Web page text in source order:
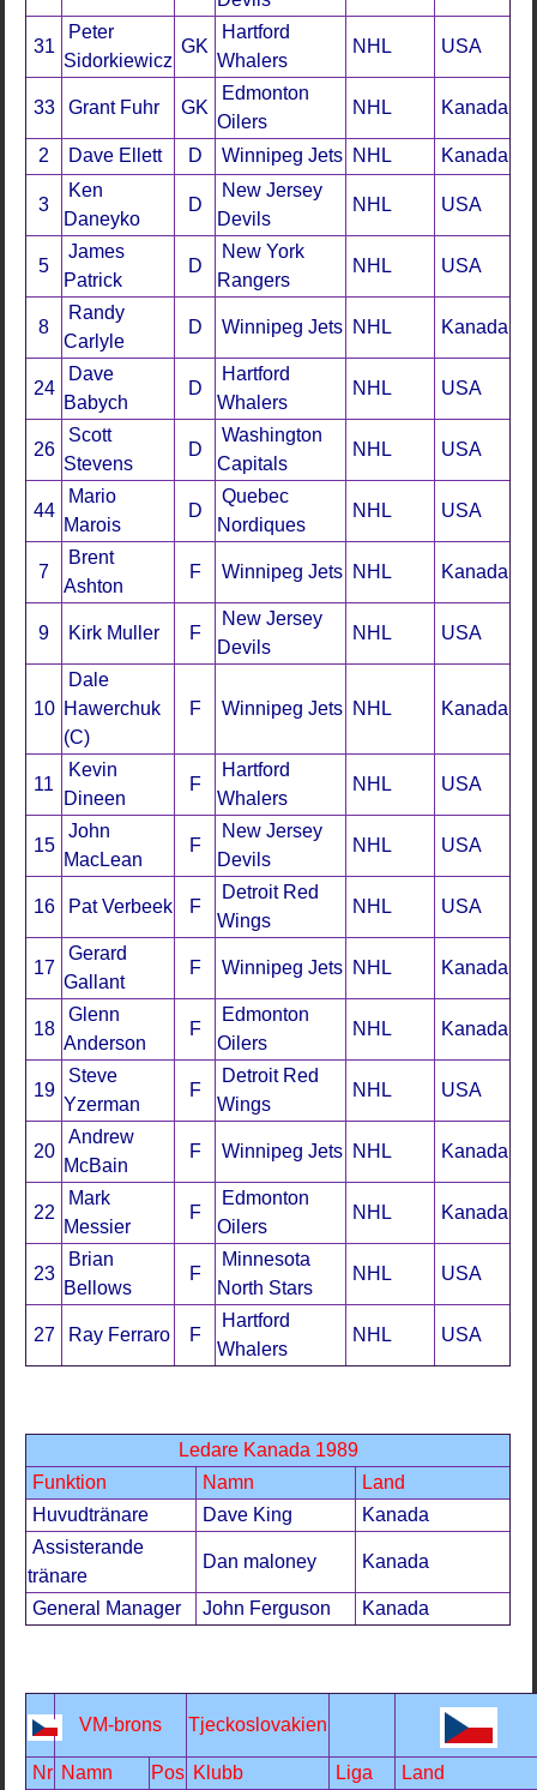
31
Peter
Sidorkiewicz
GK
Hartford
Whalers
NHL USA
33 Grant Fuhr GK
Edmonton
Oilers
NHL Kanada
2 Dave Ellett D Winnipeg Jets NHL Kanada
3
Ken
Daneyko
D
New Jersey
Devils
NHL USA
5
James
Patrick
D
New York
Rangers
NHL USA
8
Randy
Carlyle
D Winnipeg Jets NHL Kanada
24
Dave
Babych
D
Hartford
Whalers
NHL USA
26
Scott
Stevens
D
Washington
Capitals
NHL USA
44
Mario
Marois
D
Quebec
Nordiques
NHL USA
7
Brent
Ashton
F Winnipeg Jets NHL Kanada
9 Kirk Muller F
New Jersey
Devils
NHL USA
10
Dale
Hawerchuk
(C)
F Winnipeg Jets NHL Kanada
11
Kevin
Dineen
F
Hartford
Whalers
NHL USA
15
John
MacLean
F
New Jersey
Devils
NHL USA
16 Pat Verbeek F
Detroit Red
Wings
NHL USA
17
Gerard
Gallant
F Winnipeg Jets NHL Kanada
18
Glenn
Anderson
F
Edmonton
Oilers
NHL Kanada
19
Steve
Yzerman
F
Detroit Red
Wings
NHL USA
20
Andrew
McBain
F Winnipeg Jets NHL Kanada
22
Mark
Messier
F
Edmonton
Oilers
NHL Kanada
23
Brian
Bellows
F
Minnesota
North Stars
NHL USA
27 Ray Ferraro F
Hartford
Whalers
NHL USA
Ledare Kanada 1989
Funktion
Namn
Land
Huvudtränare
Dave King
Kanada
Assisterande
tränare
Dan maloney Kanada
General Manager John Ferguson Kanada
VM-brons Tjeckoslovakien
Nr Namn Pos Klubb Liga Land